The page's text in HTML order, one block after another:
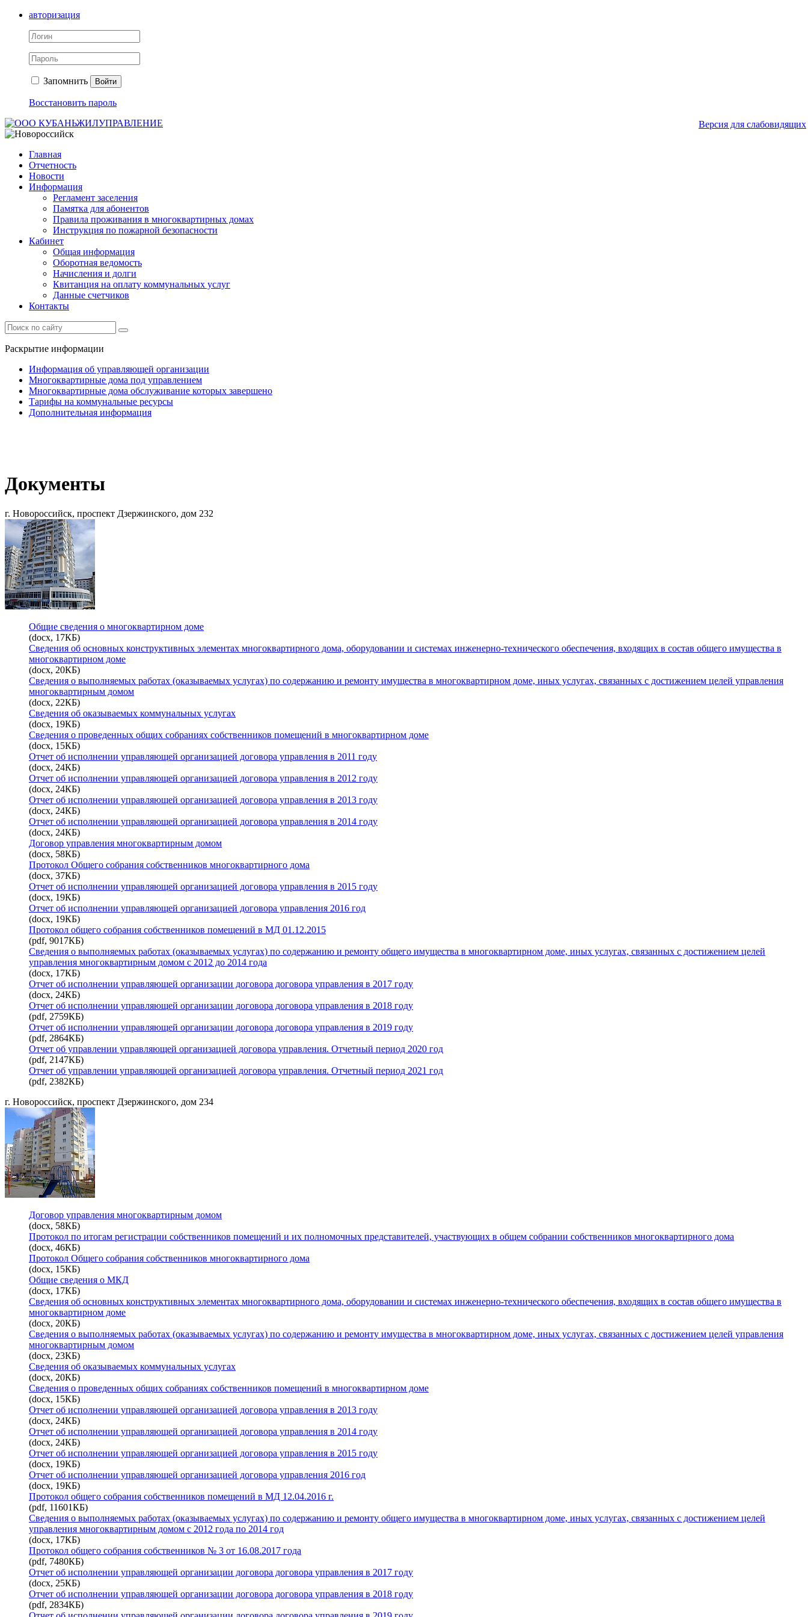
авторизация
Запомнить Войти
Восстановить пароль
Версия для слабовидящих
Главная
Отчетность
Новости
Информация
Регламент заселения
Памятка для абонентов
Правила проживания в многоквартирных домах
Инструкция по пожарной безопасности
Кабинет
Общая информация
Оборотная ведомость
Начисления и долги
Квитанция на оплату коммунальных услуг
Данные счетчиков
Контакты
Раскрытие информации
Информация об управляющей организации
Многоквартирные дома под управлением
Многоквартирные дома обслуживание которых завершено
Тарифы на коммунальные ресурсы
Дополнительная информация
Документы
г. Новороссийск, проспект Дзержинского, дом 232
Общие сведения о многоквартирном доме
(docx, 17КБ)
Сведения об основных конструктивных элементах многоквартирного дома, оборудовании и системах инженерно-технического обеспечения, входящих в состав общего имущества в
многоквартирном доме
(docx, 20КБ)
Сведения о выполняемых работах (оказываемых услугах) по содержанию и ремонту имущества в многоквартирном доме, иных услугах, связанных с достижением целей управления
многоквартирным домом
(docx, 22КБ)
Сведения об оказываемых коммунальных услугах
(docx, 19КБ)
Сведения о проведенных общих собраниях собственников помещений в многоквартирном доме
(docx, 15КБ)
Отчет об исполнении управляющей организацией договора управления в 2011 году
(docx, 24КБ)
Отчет об исполнении управляющей организацией договора управления в 2012 году
(docx, 24КБ)
Отчет об исполнении управляющей организацией договора управления в 2013 году
(docx, 24КБ)
Отчет об исполнении управляющей организацией договора управления в 2014 году
(docx, 24КБ)
Договор управления многоквартирным домом
(docx, 58КБ)
Протокол Общего собрания собственников многоквартирного дома
(docx, 37КБ)
Отчет об исполнении управляющей организацией договора управления в 2015 году
(docx, 19КБ)
Отчет об исполнении управляющей организацией договора управления 2016 год
(docx, 19КБ)
Протокол общего собрания собственников помещений в МД 01.12.2015
(pdf, 9017КБ)
Сведения о выполняемых работах (оказываемых услугах) по содержанию и ремонту общего имущества в многоквартирном доме, иных услугах, связанных с достижением целей
управления многоквартирным домом с 2012 до 2014 года
(docx, 17КБ)
Отчет об исполнении управляющей организации договора договора управления в 2017 году
(docx, 24КБ)
Отчет об исполнении управляющей организации договора договора управления в 2018 году
(pdf, 2759КБ)
Отчет об исполнении управляющей организации договора договора управления в 2019 году
(pdf, 2864КБ)
Отчет об управлении управляющей организацией договора управления. Отчетный период 2020 год
(pdf, 2147КБ)
Отчет об управлении управляющей организацией договора управления. Отчетный период 2021 год
(pdf, 2382КБ)
г. Новороссийск, проспект Дзержинского, дом 234
Договор управления многоквартирным домом
(docx, 58КБ)
Протокол по итогам регистрации собственников помещений и их полномочных представителей, участвующих в общем собрании собственников многоквартирного дома
(docx, 46КБ)
Протокол Общего собрания собственников многоквартирного дома
(docx, 15КБ)
Общие сведения о МКД
(docx, 17КБ)
Сведения об основных конструктивных элементах многоквартирного дома, оборудовании и системах инженерно-технического обеспечения, входящих в состав общего имущества в
многоквартирном доме
(docx, 20КБ)
Сведения о выполняемых работах (оказываемых услугах) по содержанию и ремонту имущества в многоквартирном доме, иных услугах, связанных с достижением целей управления
многоквартирным домом
(docx, 23КБ)
Сведения об оказываемых коммунальных услугах
(docx, 20КБ)
Сведения о проведенных общих собраниях собственников помещений в многоквартирном доме
(docx, 15КБ)
Отчет об исполнении управляющей организацией договора управления в 2013 году
(docx, 24КБ)
Отчет об исполнении управляющей организацией договора управления в 2014 году
(docx, 24КБ)
Отчет об исполнении управляющей организацией договора управления в 2015 году
(docx, 19КБ)
Отчет об исполнении управляющей организацией договора управления 2016 год
(docx, 19КБ)
Протокол общего собрания собственников помещений в МД 12.04.2016 г.
(pdf, 11601КБ)
Сведения о выполняемых работах (оказываемых услугах) по содержанию и ремонту общего имущества в многоквартирном доме, иных услугах, связанных с достижением целей
управления многоквартирным домом с 2012 года по 2014 год
(docx, 17КБ)
Протокол общего собрания собственников № 3 от 16.08.2017 года
(pdf, 7480КБ)
Отчет об исполнении управляющей организации договора договора управления в 2017 году
(docx, 25КБ)
Отчет об исполнении управляющей организации договора договора управления в 2018 году
(pdf, 2834КБ)